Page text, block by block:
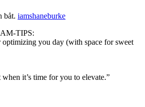
båt. iamshaneburke
TIPS:
you day (with space for sweet
when it’s time for you to elevate.”